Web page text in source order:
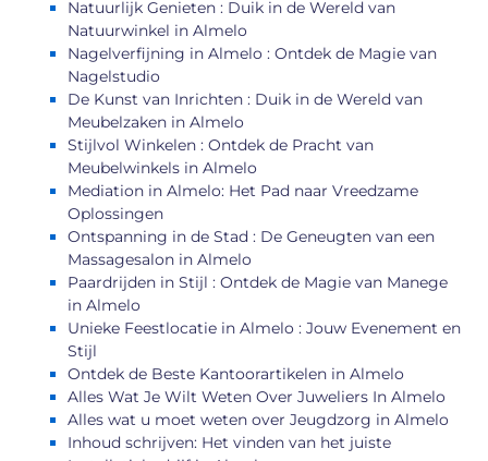
Natuurlijk Genieten : Duik in de Wereld van
Natuurwinkel in Almelo
Nagelverfijning in Almelo : Ontdek de Magie van
Nagelstudio
De Kunst van Inrichten : Duik in de Wereld van
Meubelzaken in Almelo
Stijlvol Winkelen : Ontdek de Pracht van
Meubelwinkels in Almelo
Mediation in Almelo: Het Pad naar Vreedzame
Oplossingen
Ontspanning in de Stad : De Geneugten van een
Massagesalon in Almelo
Paardrijden in Stijl : Ontdek de Magie van Manege
in Almelo
Unieke Feestlocatie in Almelo : Jouw Evenement en
Stijl
Ontdek de Beste Kantoorartikelen in Almelo
Alles Wat Je Wilt Weten Over Juweliers In Almelo
Alles wat u moet weten over Jeugdzorg in Almelo
Inhoud schrijven: Het vinden van het juiste